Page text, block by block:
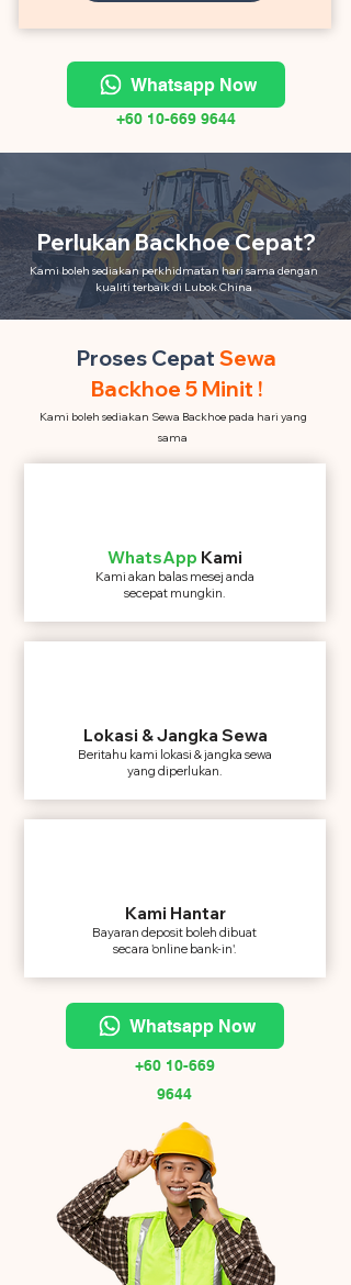
Whatsapp Now
+60 10-669 9644
Perlukan Backhoe Cepat?
Kami boleh sediakan perkhidmatan hari sama dengan
kualiti terbaik di Lubok China
Proses Cepat Sewa
Backhoe 5 Minit !
Kami boleh sediakan Sewa Backhoe pada hari yang
sama
WhatsApp Kami
Kami akan balas mesej anda
secepat mungkin.
Lokasi & Jangka Sewa
Beritahu kami lokasi & jangka sewa
yang diperlukan.
Kami Hantar
Bayaran deposit boleh dibuat
secara 'online bank-in'.
Whatsapp Now
+60 10-669
9644